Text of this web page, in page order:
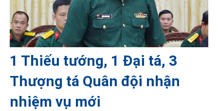
1 Thiếu tướng, 1 Đại tá, 3
Thượng tá Quân đội nhận
nhiệm vụ mới